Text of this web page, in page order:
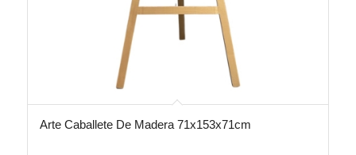
Arte Caballete De Madera 71x153x71cm